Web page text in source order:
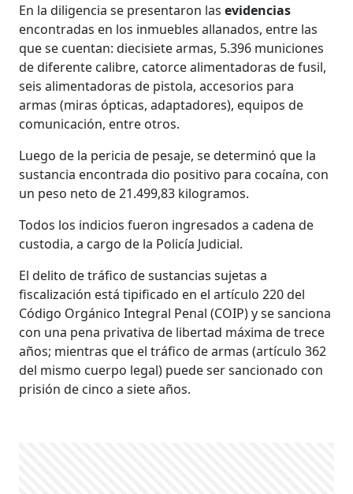
En la diligencia se presentaron las evidencias
encontradas en los inmuebles allanados, entre las
que se cuentan: diecisiete armas, 5.396 municiones
de diferente calibre, catorce alimentadoras de fusil,
seis alimentadoras de pistola, accesorios para
armas (miras ópticas, adaptadores), equipos de
comunicación, entre otros.
Luego de la pericia de pesaje, se determinó que la
sustancia encontrada dio positivo para cocaína, con
un peso neto de 21.499,83 kilogramos.
Todos los indicios fueron ingresados a cadena de
custodia, a cargo de la Policía Judicial.
El delito de tráfico de sustancias sujetas a
fiscalización está tipificado en el artículo 220 del
Código Orgánico Integral Penal (COIP) y se sanciona
con una pena privativa de libertad máxima de trece
años; mientras que el tráfico de armas (artículo 362
del mismo cuerpo legal) puede ser sancionado con
prisión de cinco a siete años.